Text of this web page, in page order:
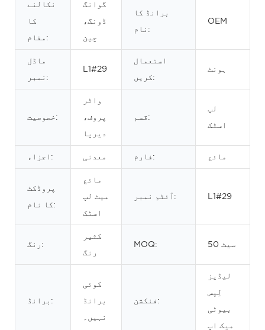
نکالنے
کا
مقام:
گوانگ
ڈونگ،
چین
برانڈ کا
نام:
OEM
ماڈل
نمبر:
L1#29
استعمال
کریں:
ہونٹ
خصوصیت:
واٹر
پروف،
دیرپا
قسم:
لپ
اسٹک
اجزاء: معدنی فارم: مائع
پروڈکٹ
کا نام:
مائع
میٹ لپ
اسٹک
آئٹم نمبر: L1#29
رنگ:
کثیر
رنگ
MOQ: 50 سیٹ
برانڈ:
کوئی
برانڈ
نہیں۔
فنکشن:
لیڈیز
لِپس
بیوٹی
میک اپ